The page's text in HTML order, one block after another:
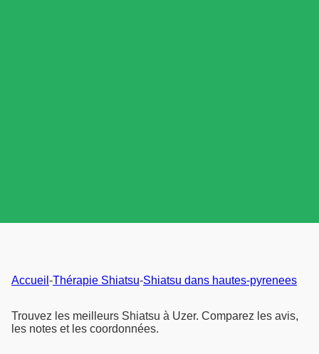
Accueil -Thérapie Shiatsu-Shiatsu dans hautes-pyrenees
Trouvez les meilleurs Shiatsu à Uzer. Comparez les avis,
les notes et les coordonnées.